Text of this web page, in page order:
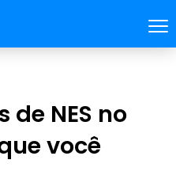
NES no
você